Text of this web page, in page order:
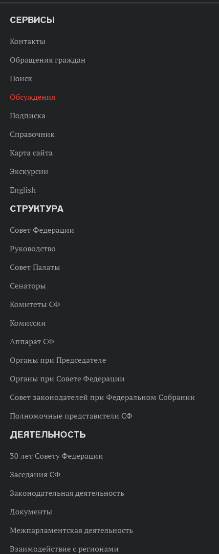
СЕРВИСЫ
Контакты
Обращения граждан
Поиск
Обсуждения
Подписка
Справочник
Карта сайта
Экскурсии
English
СТРУКТУРА
Совет Федерации
Руководство
Совет Палаты
Сенаторы
Комитеты СФ
Комиссии
Аппарат СФ
Органы при Председателе
Органы при Совете Федерации
Совет законодателей при Федеральном Собрании
Полномочные представители СФ
ДЕЯТЕЛЬНОСТЬ
30 лет Совету Федерации
Заседания СФ
Законодательная деятельность
Документы
Межпарламентская деятельность
Взаимодействие с регионами